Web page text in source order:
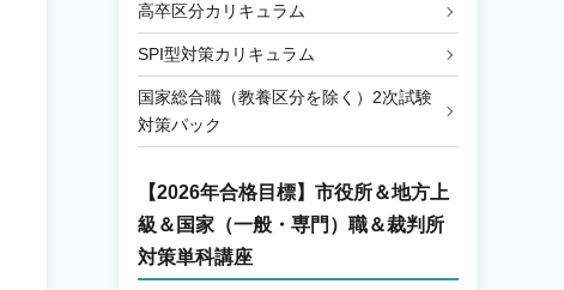
高卒区分カリキュラム
SPI型対策カリキュラム
国家総合職（教養区分を除く）2次試験
対策パック
【2026年合格目標】 市役所＆地方上
級＆国家（一般・専門）職＆裁判所
対策単科講座